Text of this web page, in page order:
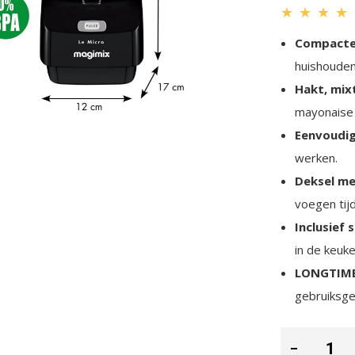
★ ★ ★ ★
Hakt,
werken.
Deksel
voegen
Inclusief
in de